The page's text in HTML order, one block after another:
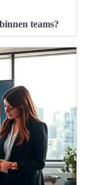
teams?